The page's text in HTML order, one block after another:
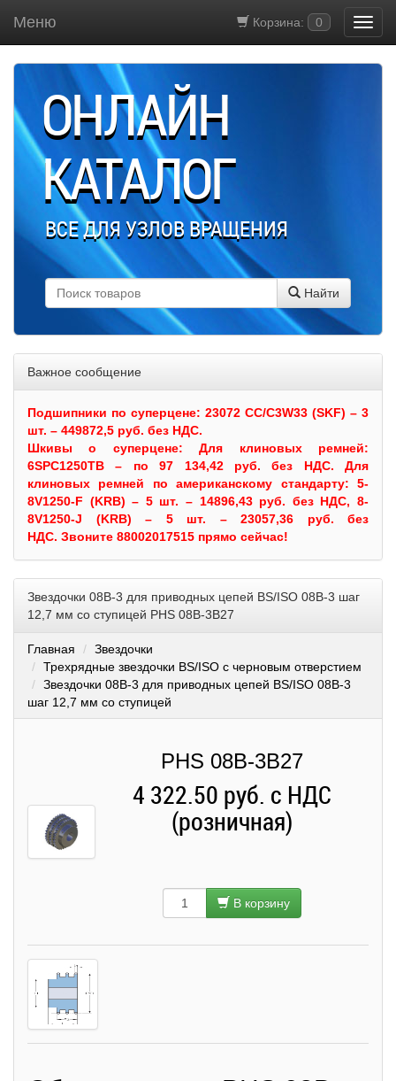
Корзина: 0
Меню
ОНЛАЙН
КАТАЛОГ
ВСЕ ДЛЯ УЗЛОВ ВРАЩЕНИЯ
Найти
Важное сообщение
Подшипники по суперцене: 23072 CC/C3W33 (SKF) – 3
шт. – 449872,5 руб. без НДС.
Шкивыо суперцене:Для клиновых ремней:
6SPC1250TB – по 97 134,42 руб. без НДС. Для
клиновых ремней по американскому стандарту: 5-
8V1250-F (KRB) – 5 шт. – 14896,43 руб. без НДС, 8-
8V1250-J (KRB) – 5 шт. – 23057,36 руб. без
НДС. Звоните 88002017515 прямо сейчас!
Звездочки 08B-3 для приводных цепей BS/ISO 08B-3 шаг
12,7 мм со ступицей PHS 08B-3B27
Главная
Звездочки
Трехрядные звездочки BS/ISO с черновым отверстием
Звездочки 08B-3 для приводных цепей BS/ISO 08B-3
шаг 12,7 мм со ступицей
PHS 08B-3B27
4 322.50 руб. с НДС
(розничная)
В корзину